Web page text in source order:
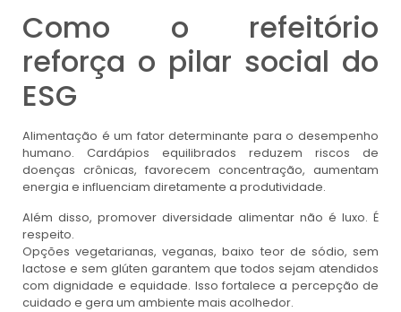
Como o refeitório
reforça o pilar social do
ESG
Alimentação é um fator determinante para o desempenho
humano. Cardápios equilibrados reduzem riscos de
doenças crônicas, favorecem concentração, aumentam
energia e influenciam diretamente a produtividade.
Além disso, promover diversidade alimentar não é luxo. É
respeito.
Opções vegetarianas, veganas, baixo teor de sódio, sem
lactose e sem glúten garantem que todos sejam atendidos
com dignidade e equidade. Isso fortalece a percepção de
cuidado e gera um ambiente mais acolhedor.